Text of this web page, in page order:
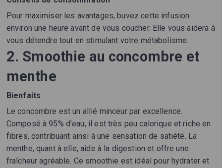
Pour maximiser les avantages, buvez cette infusion
environ une heure avant de vous coucher. Elle vous aidera à
vous détendre tout en stimulant votre métabolisme.
2. Smoothie au concombre et
menthe
Bienfaits
Le concombre est un allié minceur par excellence.
Composé à 95% d'eau, il est très peu calorique et riche en
fibres, contribuant ainsi à une sensation de satiété. La
menthe, quant à elle, aide à la digestion et offre une
fraîcheur agréable. Ce smoothie est idéal pour hydrater et